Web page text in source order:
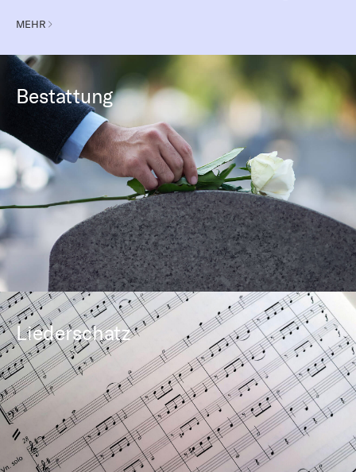
MEHR
Bestattung
Liederschatz